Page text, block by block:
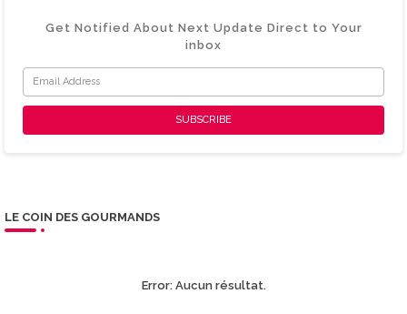
Get Notified About Next Update Direct to Your
inbox
LE COIN DES GOURMANDS
Error:Aucun résultat.